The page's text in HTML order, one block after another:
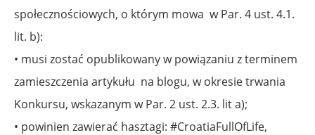
społecznościowych, o którym mowa w Par. 4 ust. 4.1.
lit. b):
• musi zostać opublikowany w powiązaniu z terminem
zamieszczenia artykułu na blogu, w okresie trwania
Konkursu, wskazanym w Par. 2 ust. 2.3. lit a);
• powinien zawierać hasztagi: #CroatiaFullOfLife,